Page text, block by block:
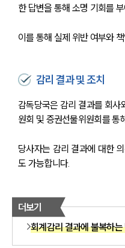
한 답변을 통해 소명 기회를
이를 통해 실제 위반 여부와
감리 결과 및 조치
감독당국은 감리 결과를 회
원회 및 증권선물위원회를 통
당사자는 감리 결과에 대한
도 가능합니다.
더보기
회계감리 결과에 불복하는